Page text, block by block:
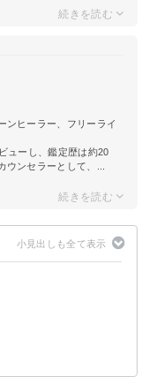
ンヒーラー、フリーライ
ューし、鑑定歴は約20
ウンセラーとして、...